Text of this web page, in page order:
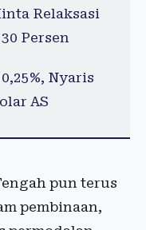
Relaksasi
Persen
Nyaris
AS
pun terus
pembinaan,